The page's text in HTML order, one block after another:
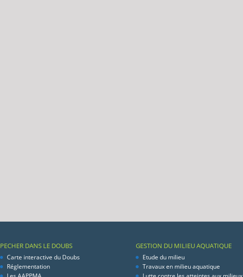
PECHER DANS LE DOUBS
Carte interactive du Doubs
Réglementation
GESTION DU MILIEU AQUATIQUE
Etude du milieu
Travaux en milieu aquatique